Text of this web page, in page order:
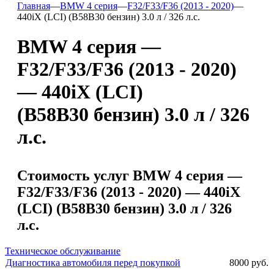
Главная—BMW 4 серия—F32/F33/F36 (2013 - 2020)—
440iX (LCI) (B58B30 бензин) 3.0 л / 326 л.с.
BMW 4 серия —
F32/F33/F36 (2013 - 2020)
— 440iX (LCI)
(B58B30 бензин) 3.0 л / 326
л.с.
Стоимость услуг BMW 4 серия —
F32/F33/F36 (2013 - 2020) — 440iX
(LCI) (B58B30 бензин) 3.0 л / 326
л.с.
Техническое обслуживание
Диагностика автомобиля перед покупкой
8000 руб.